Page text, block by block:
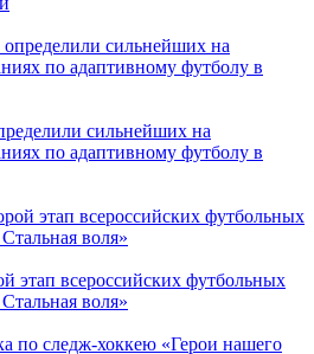
сильнейших на
по адаптивному футболу в
этап всероссийских футбольных
воля»